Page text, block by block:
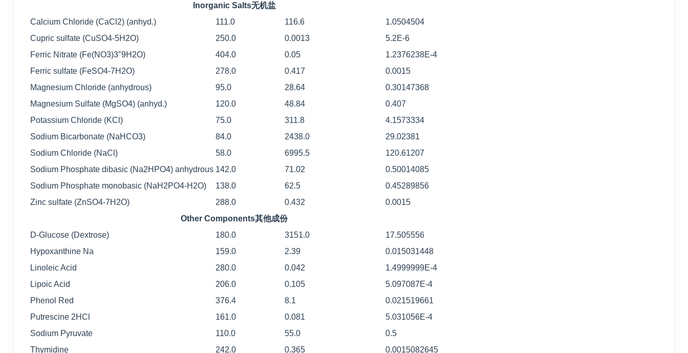
Inorganic Salts无机盐
Calcium Chloride (CaCl2) (anhyd.)
111.0 116.6
1.0504504
Cupric sulfate (CuSO4-5H2O)
250.0 0.0013
5.2E-6
Ferric Nitrate (Fe(NO3)3″9H2O)
404.0 0.05
1.2376238E-4
Ferric sulfate (FeSO4-7H2O)
278.0 0.417
0.0015
Magnesium Chloride (anhydrous)
95.0 28.64
0.30147368
Magnesium Sulfate (MgSO4) (anhyd.)
120.0 48.84
0.407
Potassium Chloride (KCl)
75.0 311.8
4.1573334
Sodium Bicarbonate (NaHCO3)
84.0 2438.0
29.02381
Sodium Chloride (NaCl)
58.0 6995.5
120.61207
Sodium Phosphate dibasic (Na2HPO4) anhydrous 142.0 71.02
0.50014085
Sodium Phosphate monobasic (NaH2PO4-H2O)
138.0 62.5
0.45289856
Zinc sulfate (ZnSO4-7H2O)
288.0 0.432
0.0015
Other Components其他成份
D-Glucose (Dextrose)
180.0 3151.0
17.505556
Hypoxanthine Na
159.0 2.39
0.015031448
Linoleic Acid
280.0 0.042
1.4999999E-4
Lipoic Acid
206.0 0.105
5.097087E-4
Phenol Red
376.4 8.1
0.021519661
Putrescine 2HCl
161.0 0.081
5.031056E-4
Sodium Pyruvate
110.0 55.0
0.5
Thymidine
242.0 0.365 0.0015082645